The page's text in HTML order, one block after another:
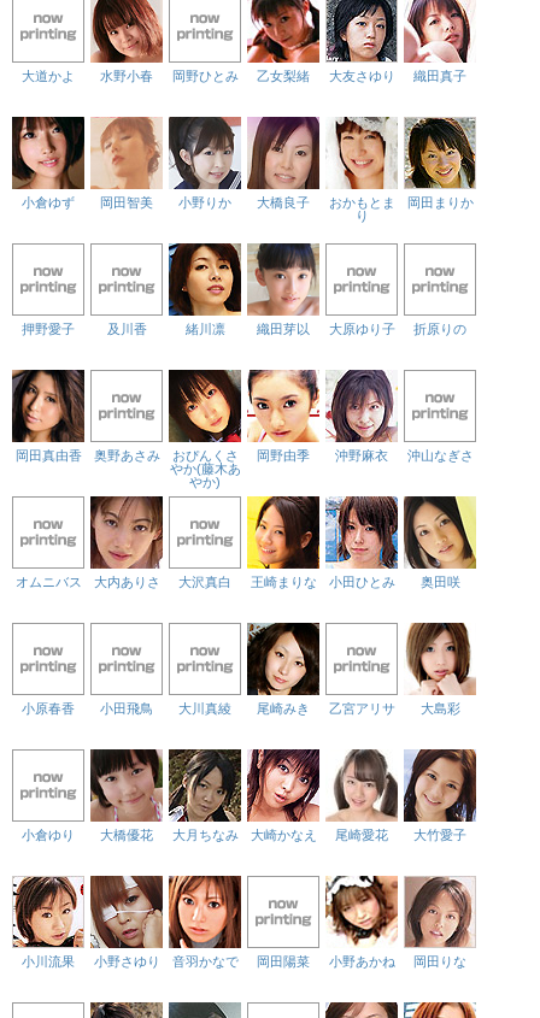
大道かよ 水野小春 岡野ひとみ 乙女梨緒 大友さゆり 織田真子
小倉ゆず 岡田智美 小野りか 大橋良子
おかもとま
り
岡田まりか
押野愛子 及川香 緒川凛 織田芽以 大原ゆり子 折原りの
岡田真由香 奥野あさみ
おぴんくさ
やか(藤木あ
やか)
岡野由季 沖野麻衣 沖山なぎさ
オムニバス 大内ありさ 大沢真白 王崎まりな 小田ひとみ 奥田咲
小原春香 小田飛鳥 大川真綾 尾崎みき 乙宮アリサ 大島彩
小倉ゆり 大橋優花 大月ちなみ 大崎かなえ 尾崎愛花 大竹愛子
小川流果 小野さゆり 音羽かなで 岡田陽菜 小野あかね 岡田りな